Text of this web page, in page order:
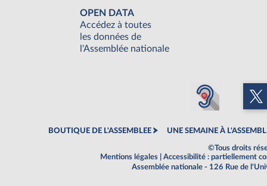
OPEN DATA
Accédez à toutes
les données de
l'Assemblée nationale
BOUTIQUE DE L'ASSEMBLEE UNE SEMAINE À
©Tous droits
Mentions légales
Accessibilité : partiellement
Assemblée nationale - 126 Rue de